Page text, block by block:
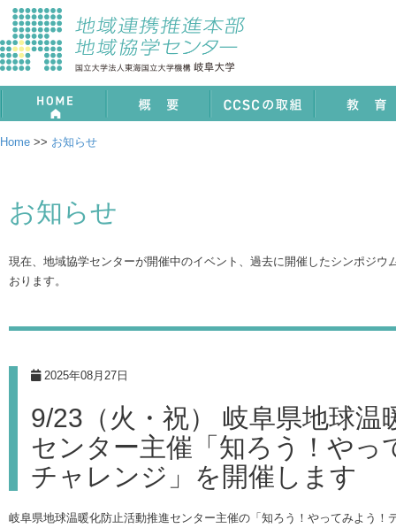
Home >> お知らせ
お知らせ
現在、地域協学センターが開催中のイベント、過去に開催したシンポジウ
おります。
2025年08月27日
9/23（火・祝） 岐阜県地球温
センター主催「知ろう！やっ
チャレンジ」を開催します
岐阜県地球温暖化防止活動推進センター主催の「知ろう！やってみよう！